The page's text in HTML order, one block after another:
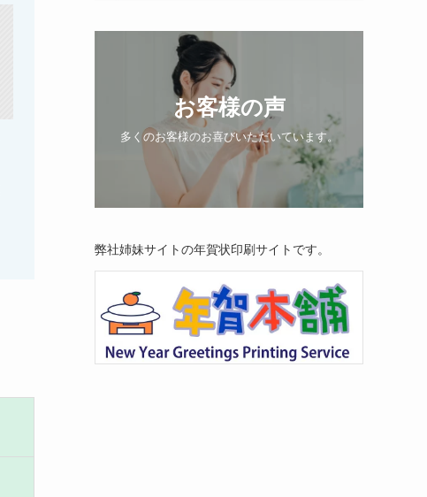
お客様の声
多くのお客様のお喜びいただいています。
弊社姉妹サイトの年賀状印刷サイトです。